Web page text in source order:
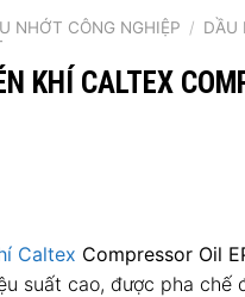
NHỚT CÔNG NGHIỆP / DẦU
KHÍ CALTEX
Caltex Compressor Oil
suất cao, được pha chế